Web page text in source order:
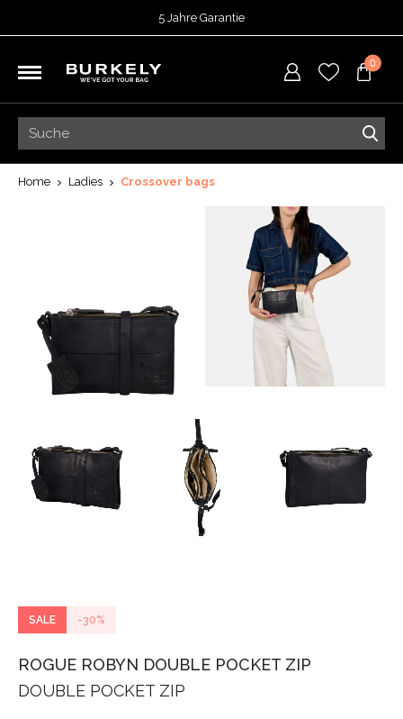
5 Jahre Garantie
Vor 15:00 Uhr bestellt =
heute versendet
0
Home Ladies Crossover bags
SALE -30%
ROGUE ROBYN DOUBLE POCKET ZIP
DOUBLE POCKET ZIP